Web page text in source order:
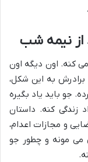
از نیمه شب
کنه. اون دیگه اون
به این شکل،
جو باید یاد بگیره
زندگی کنه. داستان
و مجازات اعدام،
می مونه و چطور جو